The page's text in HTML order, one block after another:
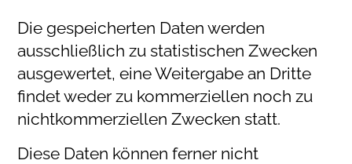
Die gespeicherten Daten werden
ausschließlich zu statistischen Zwecken
ausgewertet, eine Weitergabe an Dritte
findet weder zu kommerziellen noch zu
nichtkommerziellen Zwecken statt.
Diese Daten können ferner nicht